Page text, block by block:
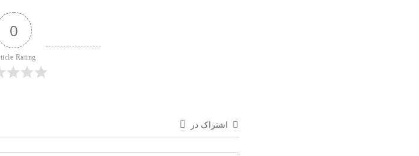
0
Rating
اشتراک در